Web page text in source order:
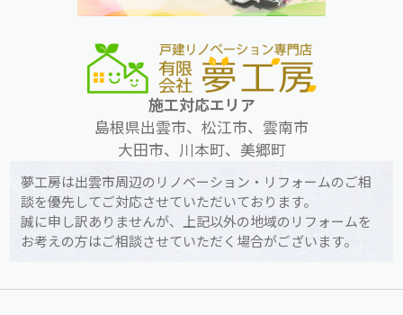
施工対応エリア
島根県出雲市、松江市、雲南市
大田市、川本町、美郷町
夢工房は出雲市周辺のリノベーション・リフォームのご相
談を優先してご対応させていただいております。
誠に申し訳ありませんが、上記以外の地域のリフォームを
お考えの方はご相談させていただく場合がございます。